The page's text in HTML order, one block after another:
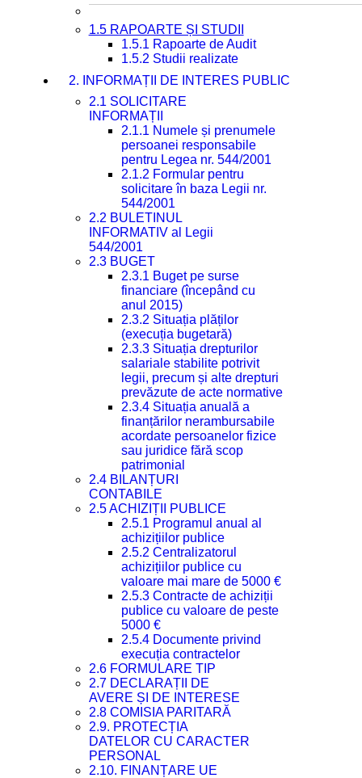
1.5 RAPOARTE ȘI STUDII
1.5.1 Rapoarte de Audit
1.5.2 Studii realizate
2. INFORMAȚII DE INTERES PUBLIC
2.1 SOLICITARE
INFORMAȚII
2.1.1 Numele și prenumele
persoanei responsabile
pentru Legea nr. 544/2001
2.1.2 Formular pentru
solicitare în baza Legii nr.
544/2001
2.2 BULETINUL
INFORMATIV al Legii
544/2001
2.3 BUGET
2.3.1 Buget pe surse
financiare (începând cu
anul 2015)
2.3.2 Situația plăților
(execuția bugetară)
2.3.3 Situația drepturilor
salariale stabilite potrivit
legii, precum și alte drepturi
prevăzute de acte normative
2.3.4 Situația anuală a
finanțărilor nerambursabile
acordate persoanelor fizice
sau juridice fără scop
patrimonial
2.4 BILANȚURI
CONTABILE
2.5 ACHIZIȚII PUBLICE
2.5.1 Programul anual al
achizițiilor publice
2.5.2 Centralizatorul
achizițiilor publice cu
valoare mai mare de 5000 €
2.5.3 Contracte de achiziții
publice cu valoare de peste
5000 €
2.5.4 Documente privind
execuția contractelor
2.6 FORMULARE TIP
2.7 DECLARAȚII DE
AVERE ȘI DE INTERESE
2.8 COMISIA PARITARĂ
2.9. PROTECȚIA
DATELOR CU CARACTER
PERSONAL
2.10. FINANȚARE UE